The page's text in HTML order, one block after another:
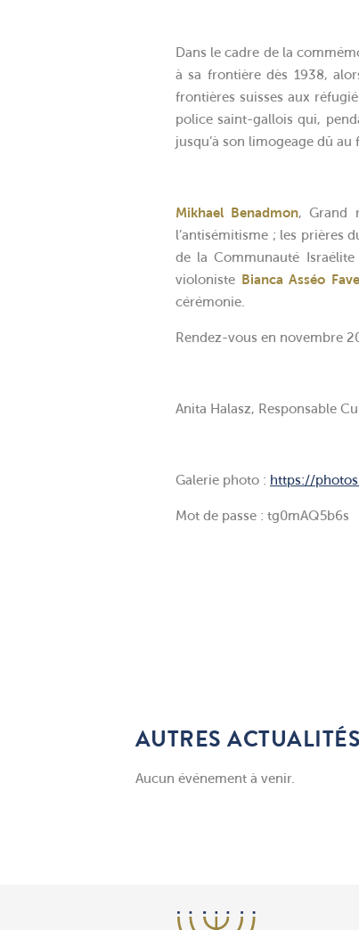
Dans le cadre de la
à sa frontière dès 1938,
frontières suisses aux
police saint-gallois qui,
jusqu’à son limogeage dû
Mikhael Benadmon, Grand
l’antisémitisme ; les prières
de la Communauté Israélite
violoniste Bianca Asséo
cérémonie.
Rendez-vous en novembre
Anita Halasz, Responsable
Galerie photo : https://
Mot de passe : tg0mAQ5b6s
AUTRES ACTUALITÉS
Aucun événement à venir.